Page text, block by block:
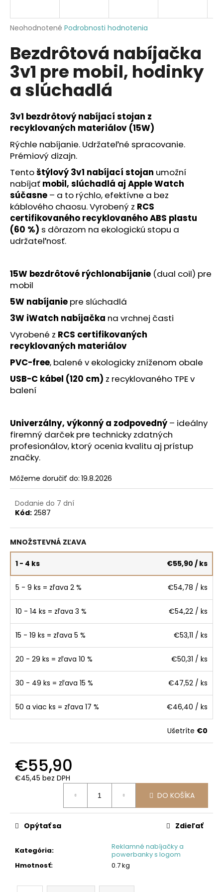
Priemerné
produktu
je
0,0
z
5
hviezdičiek.
Neohodnotené Podrobnosti hodnotenia
Bezdrôtová nabíjačka
3v1 pre mobil, hodinky
a slúchadlá
3v1 bezdrôtový nabíjací stojan z
recyklovaných materiálov (15W)
Rýchle nabíjanie. Udržateľné spracovanie.
Prémiový dizajn.
Tentoštýlový 3v1 nabíjací stojan umožní
nabíjať mobil, slúchadlá aj Apple Watch
súčasne – a to rýchlo, efektívne a bez
káblového chaosu. Vyrobený z RCS
certifikovaného recyklovaného ABS plastu
(60 %) s dôrazom na ekologickú stopu a
udržateľnosť.
15W bezdrôtové rýchlonabíjanie (dual coil) pre
mobil
5W nabíjanie pre slúchadlá
3W iWatch nabíjačka na vrchnej časti
Vyrobené z RCS certifikovaných
recyklovaných materiálov
PVC-free, balené v ekologicky zníženom obale
USB-C kábel (120 cm) z recyklovaného TPE v
balení
Univerzálny, výkonný a zodpovedný– ideálny
firemný darček pre technicky zdatných
profesionálov, ktorý ocenia kvalitu aj prístup
značky.
Môžeme doručiť do: 19.8.2026
Dodanie do 7 dní
Kód: 2587
MNOŽSTEVNÁ ZĽAVA
1 - 4 ks €55,90 / ks
5 - 9 ks = zľava 2 % €54,78 / ks
10 - 14 ks = zľava 3 % €54,22 / ks
15 - 19 ks = zľava 5 % €53,11 / ks
20 - 29 ks = zľava 10 % €50,31 / ks
30 - 49 ks = zľava 15 % €47,52 / ks
50 a viac ks = zľava 17 % €46,40 / ks
Ušetríte €0
€55,90
€45,45 bez DPH
DO KOŠÍKA
Kategória:
Reklamné nabíjačky a
powerbanky s logom
Hmotnosť: 0.7 kg
Opýtať sa Zdieľať
j
ť
?
HĽADAŤ
O
d
p
o
r
ú
č
a
m